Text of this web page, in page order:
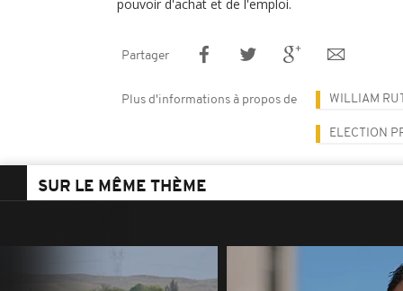
pouvoir d'achat et de l'emploi.
Partager
Plus d'informations à propos de WILLIAM
ELECTION
SUR LE MÊME THÈME